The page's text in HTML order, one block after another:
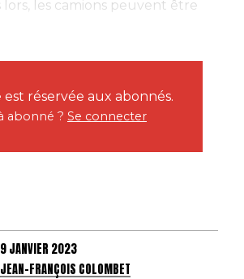
lors, les camions peuvent être
est réservée aux abonnés.
abonné ? Se connecter
9 JANVIER 2023
JEAN-FRANÇOIS COLOMBET